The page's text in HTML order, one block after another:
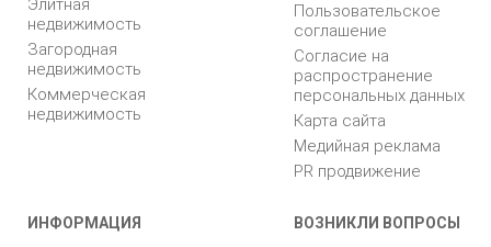
Элитная
недвижимость
Загородная
недвижимость
Коммерческая
недвижимость
Пользовательское
соглашение
Согласие на
распространение
персональных данных
Карта сайта
Медийная реклама
PR продвижение
ИНФОРМАЦИЯ ВОЗНИКЛИ ВОПРОСЫ